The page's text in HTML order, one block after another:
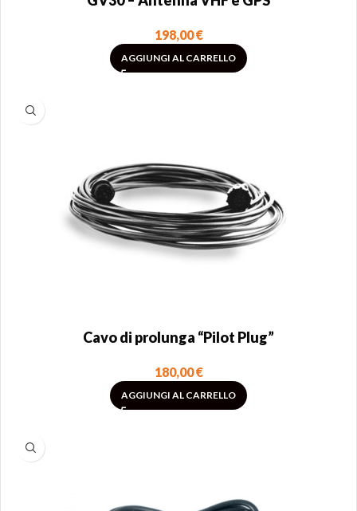
198,00€
AGGIUNGI AL CARRELLO
Cavo di prolunga “Pilot Plug”
180,00€
AGGIUNGI AL CARRELLO